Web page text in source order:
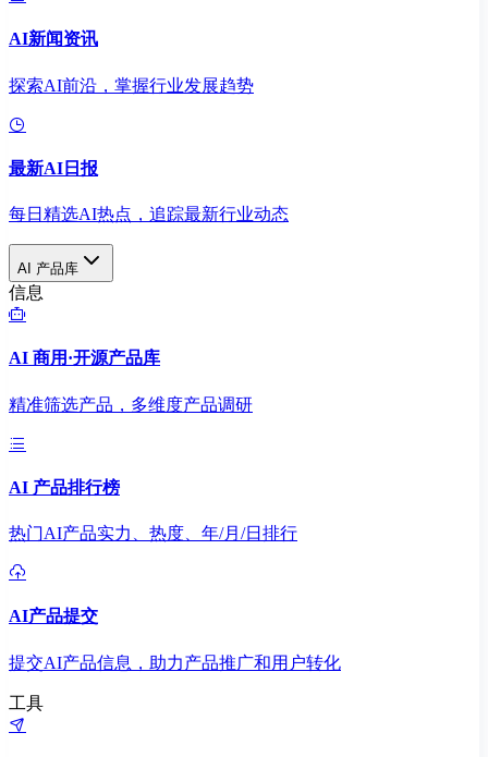
AI新闻资讯
探索AI前沿，掌握行业发展趋势
最新AI日报
每日精选AI热点，追踪最新行业动态
AI 产品库
信息
AI 商用·开源产品库
精准筛选产品，多维度产品调研
AI 产品排行榜
热门AI产品实力、热度、年/月/日排行
AI产品提交
提交AI产品信息，助力产品推广和用户转化
工具